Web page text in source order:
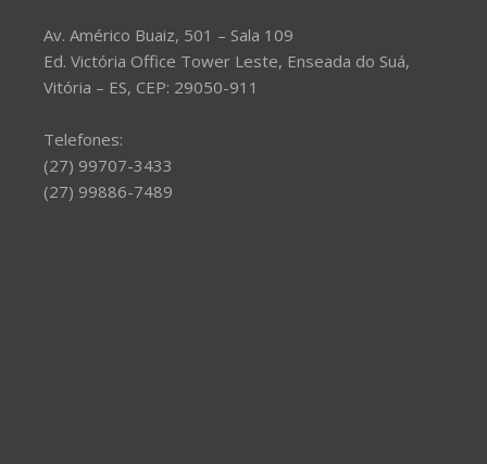
Av. Américo Buaiz, 501 – Sala 109
Ed. Victória Office Tower Leste, Enseada do Suá,
Vitória – ES, CEP: 29050-911
Telefones:
(27) 99707-3433
(27) 99886-7489